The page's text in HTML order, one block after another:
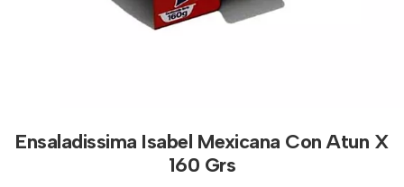
Ensaladissima Isabel Mexicana Con Atun X
160 Grs